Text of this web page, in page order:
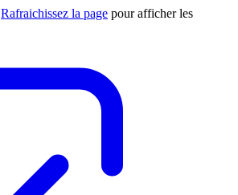
Rafraichissez la page pour afficher les